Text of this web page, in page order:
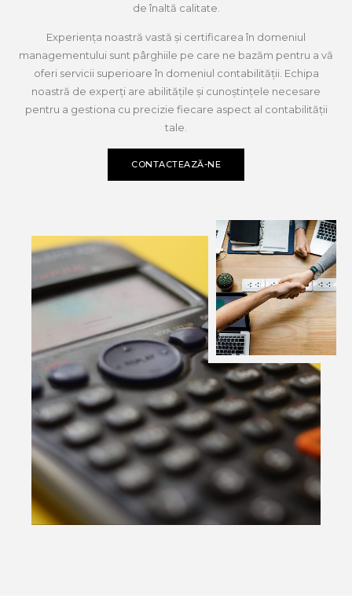
de înaltă calitate.
Experiența noastră vastă și certificarea în domeniul
managementului sunt pârghiile pe care ne bazăm pentru a vă
oferi servicii superioare în domeniul contabilității. Echipa
noastră de experți are abilitățile și cunoștințele necesare
pentru a gestiona cu precizie fiecare aspect al contabilității
tale.
CONTACTEAZĂ-NE